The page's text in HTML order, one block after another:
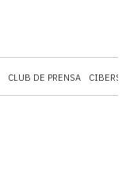
CLUB DE PRENSA